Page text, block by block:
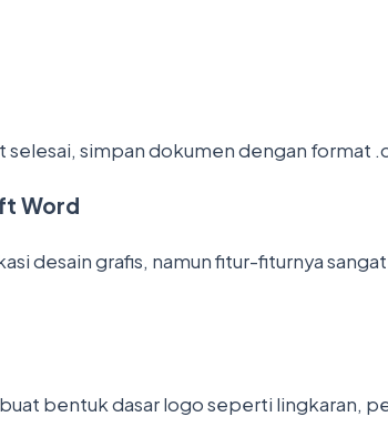
simpan dokumen dengan format
Word
desain grafis, namun fitur-fiturnya
bentuk dasar logo seperti lingkaran,